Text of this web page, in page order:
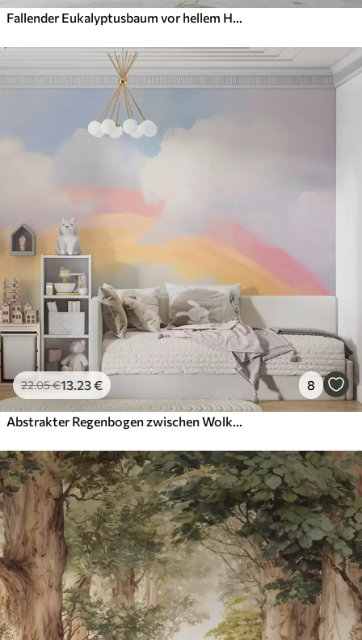
Fallender Eukalyptusbaum vor hellem Hintergrund
22.05€13.23€ 8
Abstrakter Regenbogen zwischen Wolken – Nachahmung eines Gemäldes